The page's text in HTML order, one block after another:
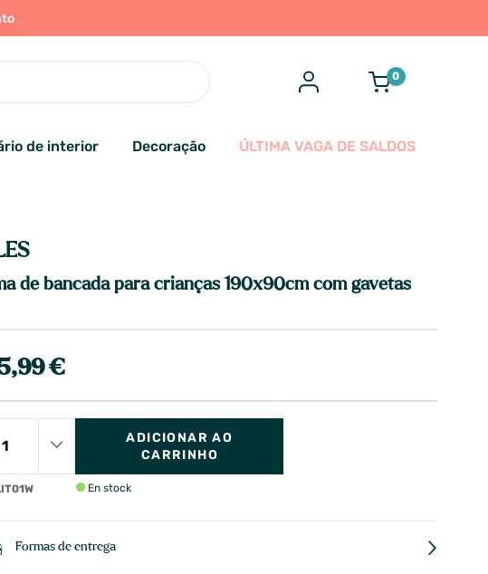
0
de interior Decoração ÚLTIMA VAGA DE SALDOS
de bancada para crianças 190x90cm com gavetas
€
ADICIONAR AO
CARRINHO
En stock
Formas de entrega